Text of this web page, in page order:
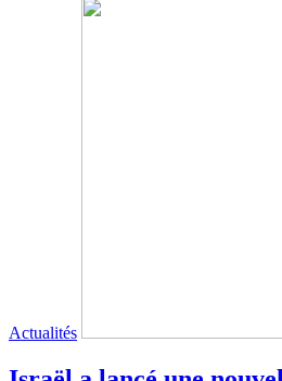
Actualités